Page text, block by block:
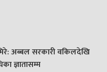
अब्बल सरकारी वकिलदेखि
ज्ञातासम्म